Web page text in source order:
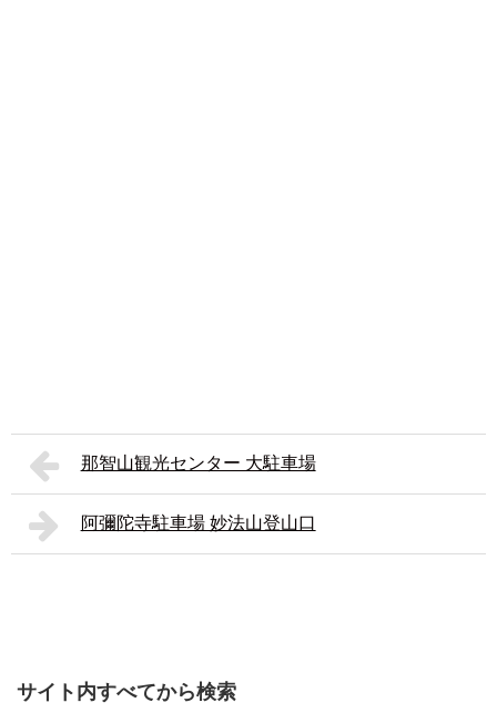
那智山観光センター 大駐車場
阿彌陀寺駐車場 妙法山登山口
サイト内すべてから検索